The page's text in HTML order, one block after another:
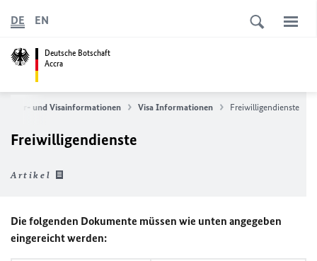
Deutsche Botschaft
Accra
DE EN
und Visainformationen Visa Informationen Freiwilligendienste
Freiwilligendienste
Artikel
Die folgenden Dokumente müssen wie unten angegeben
eingereicht werden: